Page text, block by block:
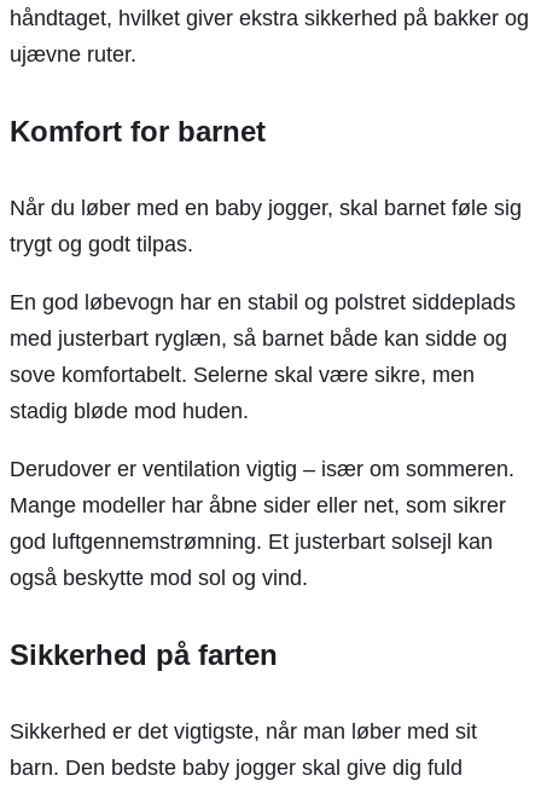
håndtaget, hvilket giver ekstra sikkerhed på bakker og
ujævne ruter.
Komfort for barnet
Når du løber med en baby jogger, skal barnet føle sig
trygt og godt tilpas.
En god løbevogn har en stabil og polstret siddeplads
med justerbart ryglæn, så barnet både kan sidde og
sove komfortabelt. Selerne skal være sikre, men
stadig bløde mod huden.
Derudover er ventilation vigtig – især om sommeren.
Mange modeller har åbne sider eller net, som sikrer
god luftgennemstrømning. Et justerbart solsejl kan
også beskytte mod sol og vind.
Sikkerhed på farten
Sikkerhed er det vigtigste, når man løber med sit
barn. Den bedste baby jogger skal give dig fuld